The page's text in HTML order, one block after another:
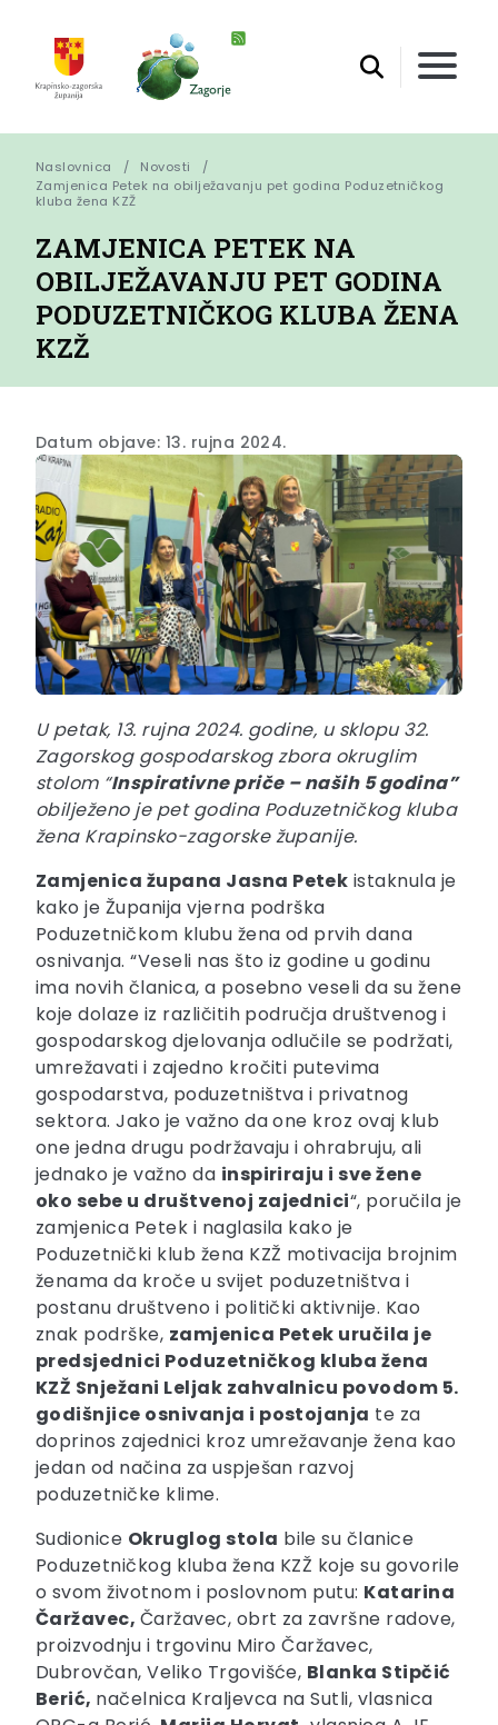
Naslovnica
Novosti
Zamjenica Petek na obilježavanju pet godina Poduzetničkog
kluba žena KZŽ
ZAMJENICA PETEK NA
OBILJEŽAVANJU PET GODINA
PODUZETNIČKOG KLUBA ŽENA
KZŽ
Datum objave: 13. rujna 2024.
U petak, 13. rujna 2024. godine, u sklopu 32.
Zagorskog gospodarskog zbora okruglim
stolom “Inspirativne priče – naših 5 godina”
obilježeno je pet godina Poduzetničkog kluba
žena Krapinsko-zagorske županije.
Zamjenica župana Jasna Petek istaknula je
kako je Županija vjerna podrška
Poduzetničkom klubu žena od prvih dana
osnivanja. “Veseli nas što iz godine u godinu
ima novih članica, a posebno veseli da su žene
koje dolaze iz različitih područja društvenog i
gospodarskog djelovanja odlučile se podržati,
umrežavati i zajedno kročiti putevima
gospodarstva, poduzetništva i privatnog
sektora. Jako je važno da one kroz ovaj klub
one jedna drugu podržavaju i ohrabruju, ali
jednako je važno da inspiriraju i sve žene
oko sebe u društvenoj zajednici“, poručila je
zamjenica Petek i naglasila kako je
Poduzetnički klub žena KZŽ motivacija brojnim
ženama da kroče u svijet poduzetništva i
postanu društveno i politički aktivnije. Kao
znak podrške, zamjenica Petek uručila je
predsjednici Poduzetničkog kluba žena
KZŽ Snježani Leljak zahvalnicu povodom 5.
godišnjice osnivanja i postojanja te za
doprinos zajednici kroz umrežavanje žena kao
jedan od načina za uspješan razvoj
poduzetničke klime.
Sudionice Okruglog stola bile su članice
Poduzetničkog kluba žena KZŽ koje su govorile
o svom životnom i poslovnom putu: Katarina
Čaržavec, Čaržavec, obrt za završne radove,
proizvodnju i trgovinu Miro Čaržavec,
Dubrovčan, Veliko Trgovišće, Blanka Stipčić
Berić, načelnica Kraljevca na Sutli, vlasnica